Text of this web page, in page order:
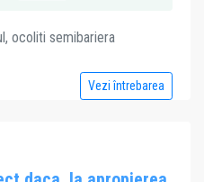
ocoliti semibariera
Vezi întrebarea